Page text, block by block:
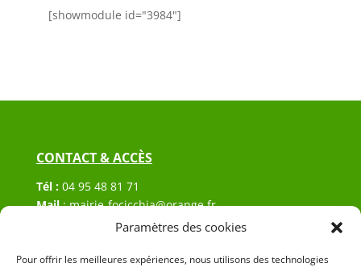
Paramètres des cookies
Pour offrir les meilleures expériences, nous utilisons des technologies
[showmodule id="3984"]
CONTACT & ACCÈS
Tél : 04 95 48 81 71
Mail:mairie-focicchia@orange.fr
Hôtel de ville de Focicchia
20212 Focicchia